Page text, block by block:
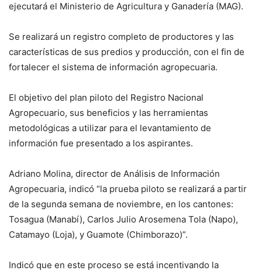
ejecutará el Ministerio de Agricultura y Ganadería (MAG).
Se realizará un registro completo de productores y las
características de sus predios y producción, con el fin de
fortalecer el sistema de información agropecuaria.
El objetivo del plan piloto del Registro Nacional
Agropecuario, sus beneficios y las herramientas
metodológicas a utilizar para el levantamiento de
información fue presentado a los aspirantes.
Adriano Molina, director de Análisis de Información
Agropecuaria, indicó “la prueba piloto se realizará a partir
de la segunda semana de noviembre, en los cantones:
Tosagua (Manabí), Carlos Julio Arosemena Tola (Napo),
Catamayo (Loja), y Guamote (Chimborazo)”.
Indicó que en este proceso se está incentivando la